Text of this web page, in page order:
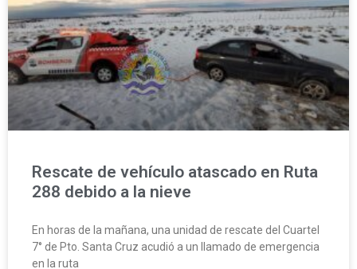
Rescate de vehículo atascado en Ruta
288 debido a la nieve
En horas de la mañana, una unidad de rescate del Cuartel
7° de Pto. Santa Cruz acudió a un llamado de emergencia
en la ruta